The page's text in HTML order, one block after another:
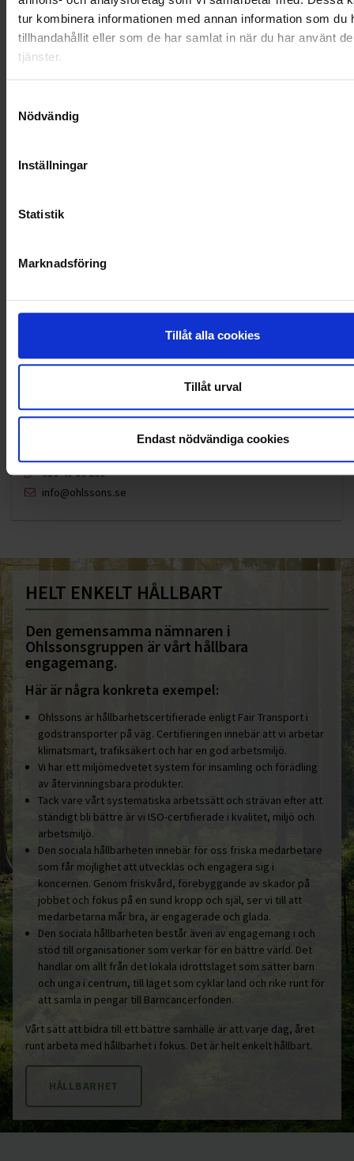
tur kombinera informationen med annan information som du
tillhandahållit eller som de har samlat in när du har använt
tjänster.
Nödvändig
Inställningar
Statistik
Marknadsföring
Tillåt alla cookies
Tillåt urval
Endast nödvändiga cookies
OHLSSONS REGION VÄST
OHLSSONSKOLLEGOR
SAMARBETEN
010-45 00 200​
info@ohlssons.se
HELT ENKELT HÅLLBART
Den gemensamma nämnaren i
Ohlssonsgruppen är vårt hållbara
engagemang.
Här är några konkreta exempel:
Ohlssons är hållbarhetscertifierade enligt Fair Transport i
godstransporter på väg. Certifieringen innebär att vi arbetar
klimatsmart, trafiksäkert och har en god arbetsmiljö.
Vi har ett miljömedvetet system för insamling och förädling
av återvinningsbara produkter.
Tack vare vårt systematiska arbetssätt och strävan efter att
ständigt bli bättre är vi ISO-certifierade i kvalitet, miljö och
arbetsmiljö.
Den sociala hållbarheten innebär för oss friska medarbetare
som får möjlighet att utvecklas och engagera sig i
koncernen. Genom friskvård, förebyggande av skador på
jobbet och fokus på en sund kropp och själ, ser vi till att
medarbetarna mår bra, är engagerade och glada.
Den sociala hållbarheten består även av engagemang i och
stöd till organisationer som verkar för en bättre värld. Det
handlar om allt från det lokala idrottslaget som sätter barn
och unga i centrum, till laget som cyklar land och rike runt för
att samla in pengar till Barncancerfonden.
Vårt sätt att bidra till ett bättre samhälle är att varje dag, året
runt arbeta med hållbarhet i fokus. Det är helt enkelt hållbart.
HÅLLBARHET